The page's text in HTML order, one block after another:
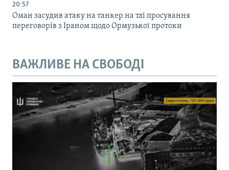
20:57
Оман засудив атаку на танкер на тлі просування
переговорів з Іраном щодо Ормузької протоки
ВАЖЛИВЕ НА СВОБОДІ